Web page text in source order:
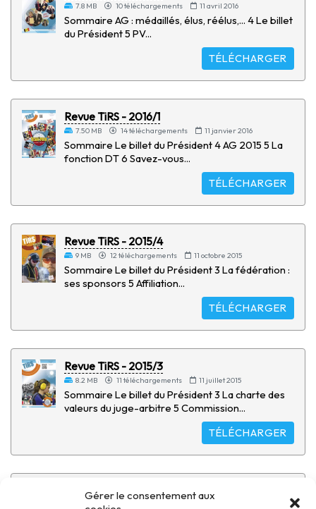
Gérer le consentement aux
7.8 MB 10 téléchargements 11 avril 2016
Sommaire AG : médaillés, élus, réélus,... 4 Le billet
du Président 5 PV...
TÉLÉCHARGER
Revue TiRS - 2016/1
7.50 MB 14 téléchargements 11 janvier 2016
Sommaire Le billet du Président 4 AG 2015 5 La
fonction DT 6 Savez-vous...
TÉLÉCHARGER
Revue TiRS - 2015/4
9 MB 12 téléchargements 11 octobre 2015
Sommaire Le billet du Président 3 La fédération :
ses sponsors 5 Affiliation...
TÉLÉCHARGER
Revue TiRS - 2015/3
8.2 MB 11 téléchargements 11 juillet 2015
Sommaire Le billet du Président 3 La charte des
valeurs du juge-arbitre 5 Commission...
TÉLÉCHARGER
Revue TiRS - 2015/2